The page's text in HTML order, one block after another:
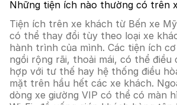
Những tiện ích nào thường có trên
Tiện ích trên xe khách từ Bến xe
có thể thay đổi tùy theo loại xe
hành trình của mình. Các tiện ích
ngồi rộng rãi, thoải mái, có thể điều
hợp với tư thế hay hệ thống điều
mặt trên hầu hết các xe khách.
dòng xe giường VIP có thể có màn